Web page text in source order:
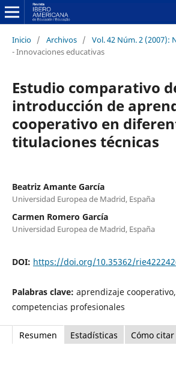
Inicio / Archivos / Vol. 42 Núm. 2 (2007):
- Innovaciones educativas
Estudio comparativo
introducción de
cooperativo en
titulaciones técnicas
Beatriz Amante García
Universidad Europea de Madrid, España
Carmen Romero García
Universidad Europea de Madrid, España
DOI: https://doi.org/10.35362/
Palabras clave: aprendizaje
competencias profesionales
Resumen Estadísticas Cómo citar